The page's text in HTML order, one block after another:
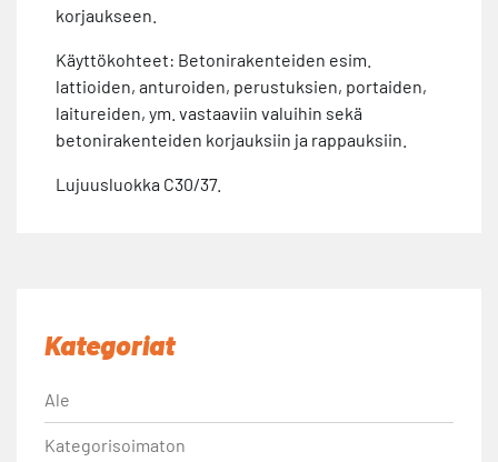
korjaukseen.
Käyttökohteet: Betonirakenteiden esim.
lattioiden, anturoiden, perustuksien, portaiden,
laitureiden, ym. vastaaviin valuihin sekä
betonirakenteiden korjauksiin ja rappauksiin.
Lujuusluokka C30/37.
Kategoriat
Ale
Kategorisoimaton